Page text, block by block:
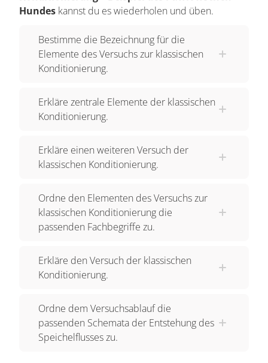
reagierten, wenn sie die Schritte des Besitzers
konnten. Das heißt, dass die Hunde damit auf
einen zuvorneutralen Reiz
Hunde also gelernt, dass dem Schrittgeräusch in
der Regel die Fütterung folgte. Und sie zeigten
konnten.
weiter, um seine Hypothese zu bestätigen. Ein
Hund zeigt Speichelfluss als Reaktion auf den
Stimulus „Futter“. Bei einem neutralen Reiz, ein
Zusammenhang steht, wie beim Ertönen eines
Glockentons, zeigt der Hund wie erwartet keinen
Wenn man aber wiederholt einige Male einen
Glockenton erklingen lässt, während dem Hund
Hundes kannst du es wiederholen und üben.
Bestimme die Bezeichnung für die
Elemente des Versuchs zur klassischen
Konditionierung.
Erkläre zentrale Elemente der klassischen
Konditionierung.
Erkläre einen weiteren Versuch der
klassischen Konditionierung.
Ordne den Elementen des Versuchs zur
klassischen Konditionierung die
passenden Fachbegriffe zu.
Erkläre den Versuch der klassischen
Konditionierung.
Ordne dem Versuchsablauf die
passenden Schemata der Entstehung des
Speichelflusses zu.